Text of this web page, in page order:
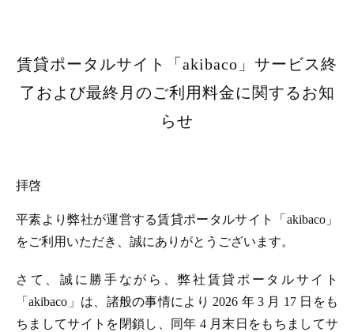
賃貸ポータルサイト「akibaco」サービス終
了および最終月のご利用料金に関するお知
らせ
拝啓
平素より弊社が運営する賃貸ポータルサイト「akibaco」
をご利用いただき、誠にありがとうございます。
さて、誠に勝手ながら、弊社賃貸ポータルサイト
「akibaco」は、諸般の事情により 2026 年 3 月 17 日をも
ちましてサイトを閉鎖し、同年 4 月末日をもちましてサ